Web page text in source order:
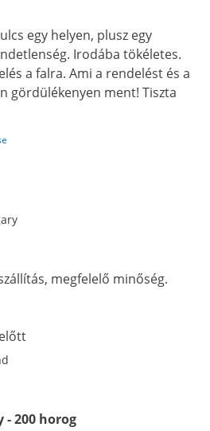
egy helyen, plusz egy
Irodába tökéletes.
a falra. Ami a rendelést és a
gördülékenyen ment! Tiszta
megfelelő minőség.
- 200 horog